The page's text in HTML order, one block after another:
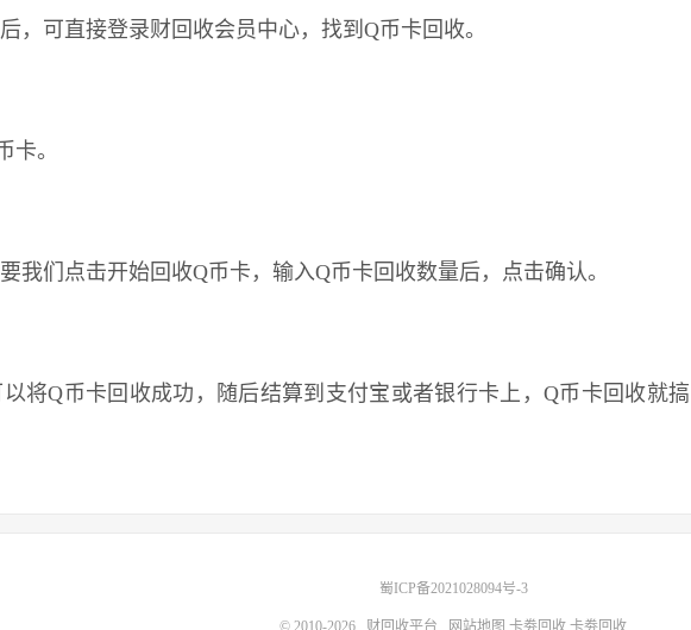
可直接登录财回收会员中心，找到Q币卡回收。
。
们点击开始回收Q币卡，输入Q币卡回收数量后，点击确认。
Q币卡回收成功，随后结算到支付宝或者银行卡上，Q币卡回收就搞
蜀ICP备2021028094号-3
© 2010-2026 财回收平台 网站地图 卡劵回收 卡劵回收